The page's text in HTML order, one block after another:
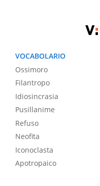
VOCABOLARIO
Ossimoro
Filantropo
Idiosincrasia
Pusillanime
Refuso
Neofita
Iconoclasta
Apotropaico